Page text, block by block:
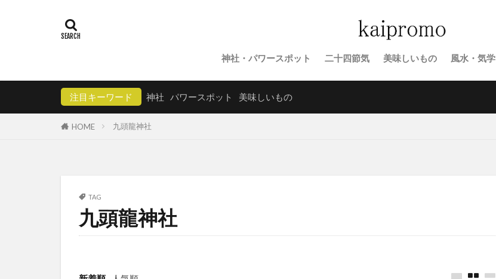
神社・パワースポット 二十四節気 美味しいもの 風水・気学
注目キーワード 神社 パワースポット 美味しいもの
HOME 九頭龍神社
TAG
九頭龍神社